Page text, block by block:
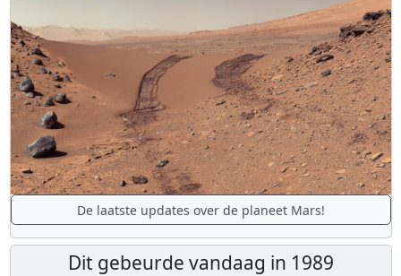
De laatste updates over de planeet Mars!
Dit gebeurde vandaag in 1989